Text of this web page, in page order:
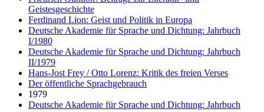
Geistesgeschichte
Ferdinand Lion: Geist und Politik in Europa
Deutsche Akademie für Sprache und Dichtung: Jahrbuch
I/1980
Deutsche Akademie für Sprache und Dichtung: Jahrbuch
II/1979
Hans-Jost Frey / Otto Lorenz: Kritik des freien Verses
Der öffentliche Sprachgebrauch
1979
Deutsche Akademie für Sprache und Dichtung: Jahrbuch